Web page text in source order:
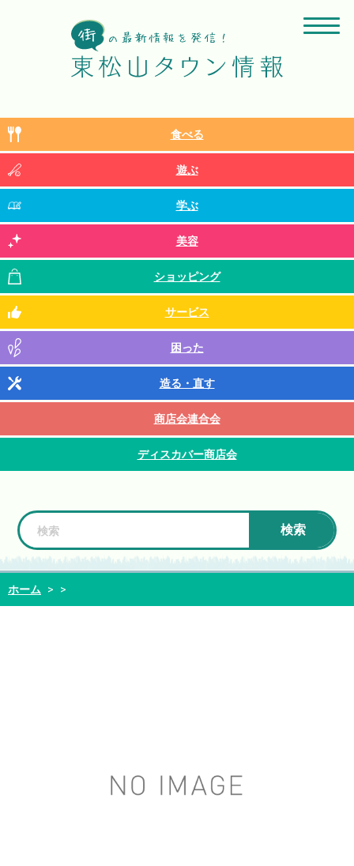
食べる
遊ぶ
学ぶ
美容
ショッピング
サービス
困った
造る・直す
商店会連合会
ディスカバー商店会
検索
ホーム > >